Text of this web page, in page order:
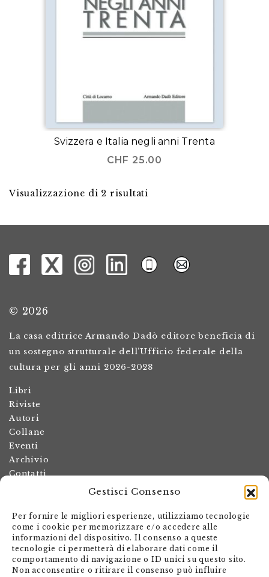
Gestisci Consenso
Per fornire le migliori esperienze, utilizziamo tecnologie
come i cookie per memorizzare e/o accedere alle
informazioni del dispositivo. Il consenso a queste
tecnologie ci permetterà di elaborare dati come il
comportamento di navigazione o ID unici su questo sito.
Non acconsentire o ritirare il consenso può influire
Svizzera e Italia negli anni Trenta
CHF 25.00
Visualizzazione di 2 risultati
© 2026
La casa editrice Armando Dadò editore beneficia di
un sostegno strutturale dell’Ufficio federale della
cultura per gli anni 2026-2028
Libri
Riviste
Autori
Collane
Eventi
Archivio
Contatti
Termini e condizioni
Spese di spedizione
Politica dei resi
Informativa sulla privacy
Il mio account
Carrello